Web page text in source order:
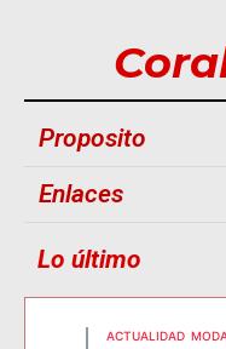
Proposito
Enlaces
Lo último
ACTUALIDAD